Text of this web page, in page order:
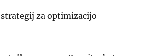
za optimizacijo